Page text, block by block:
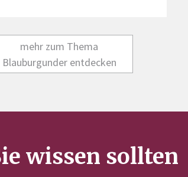
mehr zum Thema
Blauburgunder entdecken
wissen sollten